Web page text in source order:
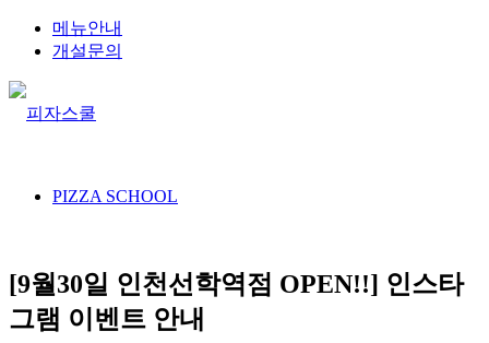
메뉴안내
개설문의
PIZZA SCHOOL
[9월30일 인천선학역점 OPEN!!] 인스타
그램 이벤트 안내